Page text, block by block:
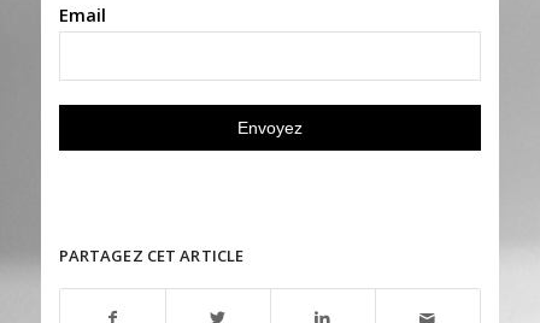
Email
PARTAGEZ CET ARTICLE